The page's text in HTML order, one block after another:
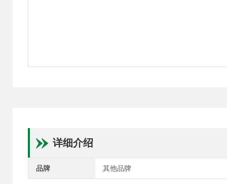
详细介绍
品牌 其他品牌